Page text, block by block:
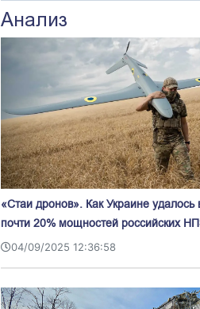
Анализ
«Стаи дронов». Как Украине удалось
почти 20% мощностей российских
04/09/2025 12:36:58